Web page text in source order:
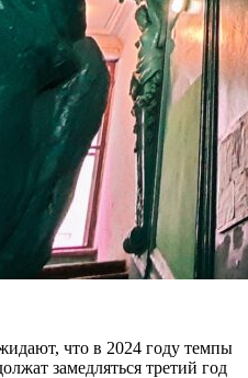
что в 2024 году темпы
замедляться третий год